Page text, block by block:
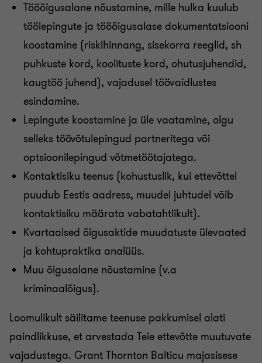
Tööõigusalane nõustamine, mille hulka kuulub
töölepingute ja tööõigusalase dokumentatsiooni
koostamine (riskihinnang, sisekorra reeglid, sh
puhkuste kord, koolituste kord, ohutusjuhendid,
kaugtöö juhend), vajadusel töövaidlustes
esindamine.
Lepingute koostamine ja üle vaatamine, olgu
selleks töövõtulepingud partneritega või
optsioonilepingud võtmetöötajatega.
Kontaktisiku teenus (kohustuslik, kui ettevõttel
puudub Eestis aadress, muudel juhtudel võib
kontaktisiku määrata vabatahtlikult).
Kvartaalsed õigusaktide muudatuste ülevaated
ja kohtupraktika analüüs.
Muu õigusalane nõustamine (v.a
kriminaalõigus).
Loomulikult säilitame teenuse pakkumisel alati
paindlikkuse, et arvestada Teie ettevõtte muutuvate
vajadustega. Grant Thornton Balticu majasisese